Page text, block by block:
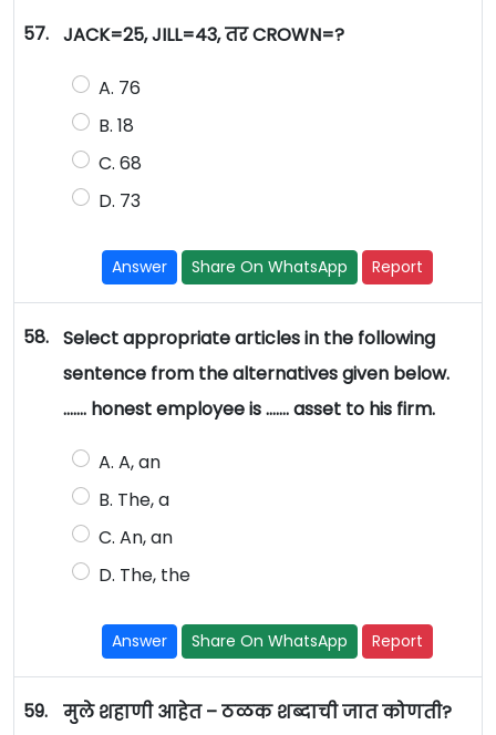
57. JACK=25, JILL=43, तर CROWN=?
A. 76
B. 18
C. 68
D. 73
Answer Share On WhatsApp Report
58. Select appropriate articles in the following
sentence from the alternatives given below.
……. honest employee is ……. asset to his firm.
A. A, an
B. The, a
C. An, an
D. The, the
Answer Share On WhatsApp Report
59. मुले शहाणी आहेत – ठळक शब्दाची जात कोणती?